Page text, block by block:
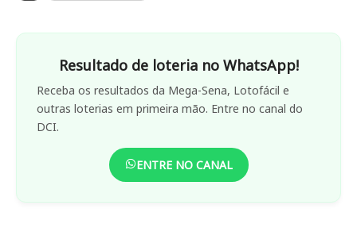
Resultado de loteria no WhatsApp!
Receba os resultados da Mega-Sena, Lotofácil e
outras loterias em primeira mão. Entre no canal do
DCI.
ENTRE NO CANAL